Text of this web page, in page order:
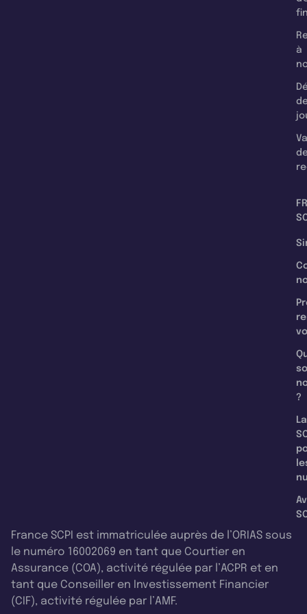
à
?
La
France SCPI est immatriculée auprès de l’ORIAS sous
le numéro 16002069 en tant que Courtier en
Assurance (COA), activité régulée par l’ACPR et en
tant que Conseiller en Investissement Financier
(CIF), activité régulée par l’AMF.